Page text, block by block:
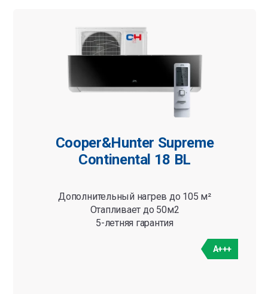
Cooper&Hunter Supreme
Continental 18 BL
Дополнительный нагрев до 105 м²
Отапливает до 50м2
5-летняя гарантия
A+++